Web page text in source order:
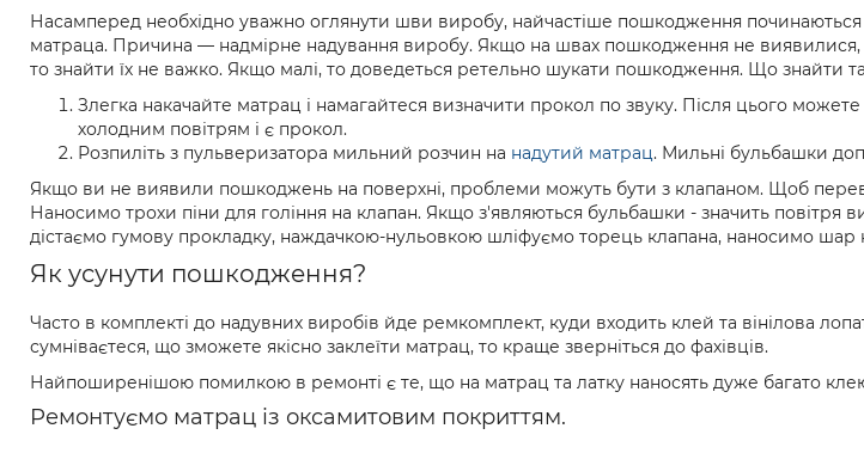
Насамперед необхідно уважно оглянути шви виробу, найчастіше пошкодження починаються
матраца. Причина — надмірне надування виробу. Якщо на швах пошкодження не виявилися,
то знайти їх не важко. Якщо малі, то доведеться ретельно шукати пошкодження. Що знайти
Злегка накачайте матрац і намагайтеся визначити прокол по звуку. Після цього
холодним повітрям і є прокол.
Розпиліть з пульверизатора мильний розчин на надутий матрац. Мильні бульбашки
Якщо ви не виявили пошкоджень на поверхні, проблеми можуть бути з клапаном. Щоб
Наносимо трохи піни для гоління на клапан. Якщо з'являються бульбашки - значить
дістаємо гумову прокладку, наждачкою-нульовкою шліфуємо торець клапана, наносимо шар
Як усунути пошкодження?
Часто в комплекті до надувних виробів йде ремкомплект, куди входить клей та вінілова
сумніваєтеся, що зможете якісно заклеїти матрац, то краще зверніться до фахівців.
Найпоширенішою помилкою в ремонті є те, що на матрац та латку наносять дуже багато
Ремонтуємо матрац із оксамитовим покриттям.